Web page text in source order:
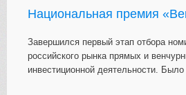
Национальная премия
Завершился первый этап отбора
российского рынка прямых и
инвестиционной деятельности.